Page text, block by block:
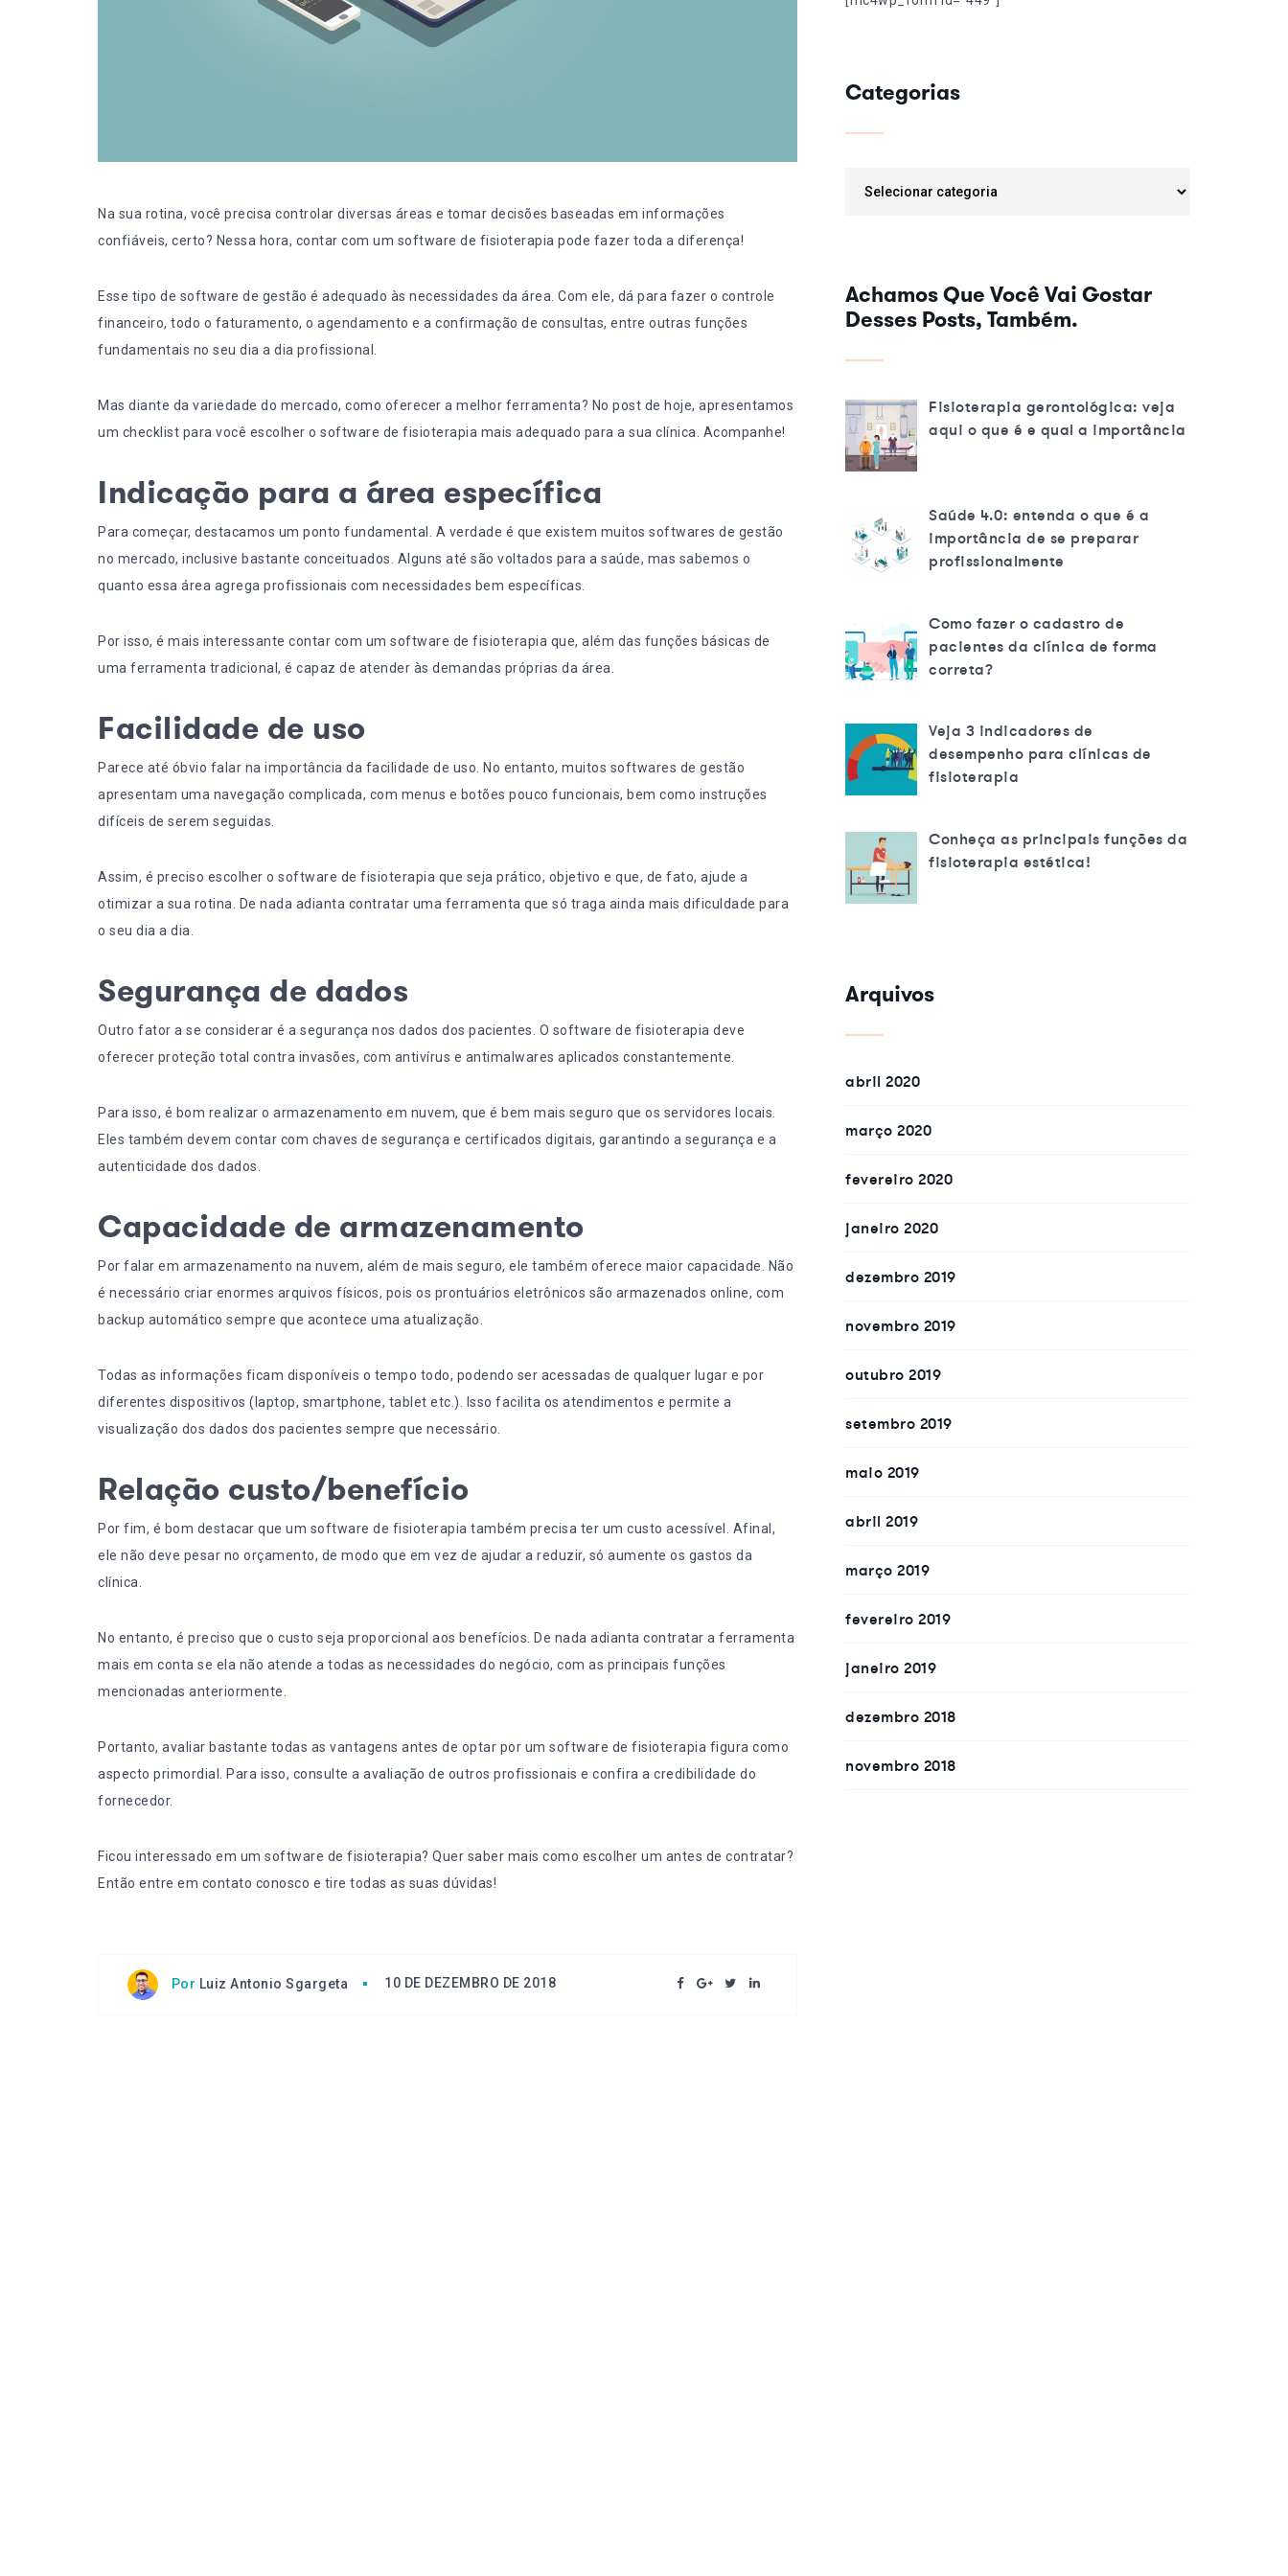
Na sua rotina, você precisa controlar diversas áreas e tomar decisões baseadas em informações
confiáveis, certo? Nessa hora, contar com um software de fisioterapia pode fazer toda a diferença!
Esse tipo de software de gestão é adequado às necessidades da área. Com ele, dá para fazer o controle
financeiro, todo o faturamento, o agendamento e a confirmação de consultas, entre outras funções
fundamentais no seu dia a dia profissional.
Mas diante da variedade do mercado, como oferecer a melhor ferramenta? No post de hoje, apresentamos
um checklist para você escolher o software de fisioterapia mais adequado para a sua clínica. Acompanhe!
Indicação para a área específica
Para começar, destacamos um ponto fundamental. A verdade é que existem muitos softwares de gestão
no mercado, inclusive bastante conceituados. Alguns até são voltados para a saúde, mas sabemos o
quanto essa área agrega profissionais com necessidades bem específicas.
Por isso, é mais interessante contar com um software de fisioterapia que, além das funções básicas de
uma ferramenta tradicional, é capaz de atender às demandas próprias da área.
Facilidade de uso
Parece até óbvio falar na importância da facilidade de uso. No entanto, muitos softwares de gestão
apresentam uma navegação complicada, com menus e botões pouco funcionais, bem como instruções
difíceis de serem seguidas.
Assim, é preciso escolher o software de fisioterapia que seja prático, objetivo e que, de fato, ajude a
otimizar a sua rotina. De nada adianta contratar uma ferramenta que só traga ainda mais dificuldade para
o seu dia a dia.
Segurança de dados
Outro fator a se considerar é a segurança nos dados dos pacientes. O software de fisioterapia deve
oferecer proteção total contra invasões, com antivírus e antimalwares aplicados constantemente.
Para isso, é bom realizar o armazenamento em nuvem, que é bem mais seguro que os servidores locais.
Eles também devem contar com chaves de segurança e certificados digitais, garantindo a segurança e a
autenticidade dos dados.
Capacidade de armazenamento
Por falar em armazenamento na nuvem, além de mais seguro, ele também oferece maior capacidade. Não
é necessário criar enormes arquivos físicos, pois os prontuários eletrônicos são armazenados online, com
backup automático sempre que acontece uma atualização.
Todas as informações ficam disponíveis o tempo todo, podendo ser acessadas de qualquer lugar e por
diferentes dispositivos (laptop, smartphone, tablet etc.). Isso facilita os atendimentos e permite a
visualização dos dados dos pacientes sempre que necessário.
Relação custo/benefício
Por fim, é bom destacar que um software de fisioterapia também precisa ter um custo acessível. Afinal,
ele não deve pesar no orçamento, de modo que em vez de ajudar a reduzir, só aumente os gastos da
clínica.
No entanto, é preciso que o custo seja proporcional aos benefícios. De nada adianta contratar a ferramenta
mais em conta se ela não atende a todas as necessidades do negócio, com as principais funções
mencionadas anteriormente.
Portanto, avaliar bastante todas as vantagens antes de optar por um software de fisioterapia figura como
aspecto primordial. Para isso, consulte a avaliação de outros profissionais e confira a credibilidade do
fornecedor.
Ficou interessado em um software de fisioterapia? Quer saber mais como escolher um antes de contratar?
Então entre em contato conosco e tire todas as suas dúvidas!
Por Luiz Antonio Sgargeta 10 DE DEZEMBRO DE 2018
Categorias
Achamos Que Você Vai Gostar
Desses Posts, Também.
Fisioterapia gerontológica: veja
aqui o que é e qual a importância
Saúde 4.0: entenda o que é a
importância de se preparar
profissionalmente
Como fazer o cadastro de
pacientes da clínica de forma
correta?
Veja 3 indicadores de
desempenho para clínicas de
fisioterapia
Conheça as principais funções da
fisioterapia estética!
Arquivos
abril 2020
março 2020
fevereiro 2020
janeiro 2020
dezembro 2019
novembro 2019
outubro 2019
setembro 2019
maio 2019
abril 2019
março 2019
fevereiro 2019
janeiro 2019
dezembro 2018
novembro 2018